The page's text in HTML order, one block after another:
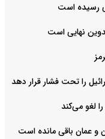
رسیده است
نهایی است
را تحت فشار قرار دهد
لغو می‌کند
و عمان باقی مانده است